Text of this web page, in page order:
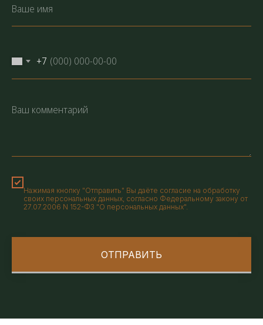
+7
Нажимая кнопку "Отправить" Вы даёте согласие на обработку
своих персональных данных, согласно Федеральному закону от
27.07.2006 N 152-ФЗ "О персональных данных".
ОТПРАВИТЬ